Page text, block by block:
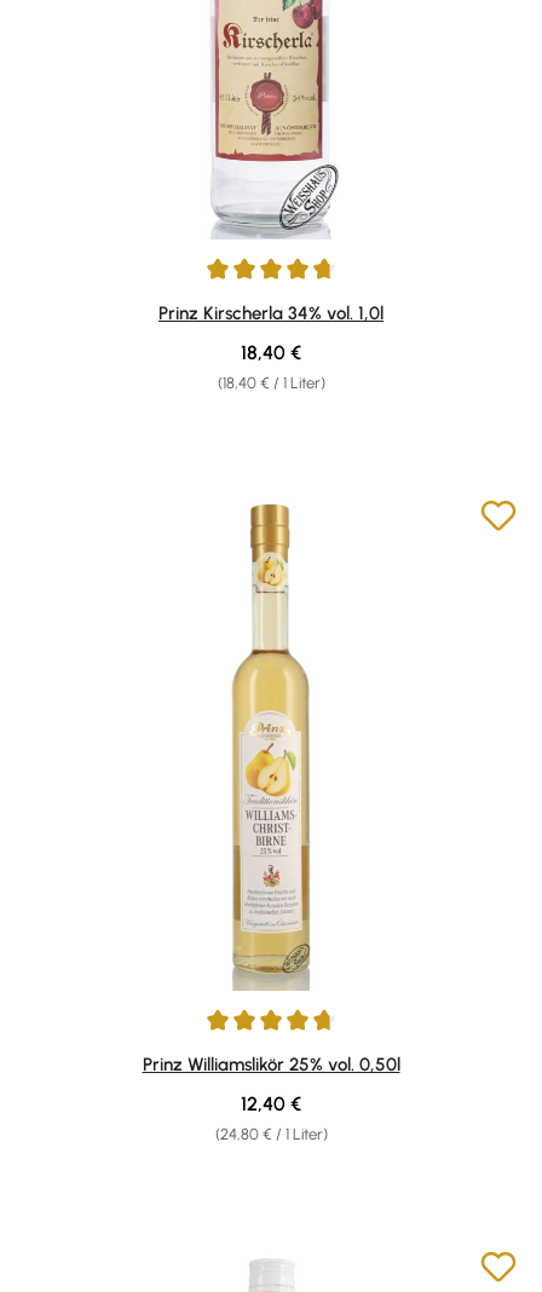
Durchschnittliche Bewertung von 4.87 von 5 Sternen
Prinz Kirscherla 34% vol. 1,0l
(18,40 € / 1 Liter)
Regulärer Preis:
18,40 €
Durchschnittliche Bewertung von 4.83 von 5 Sternen
Prinz Williamslikör 25% vol. 0,50l
(24,80 € / 1 Liter)
Regulärer Preis:
12,40 €